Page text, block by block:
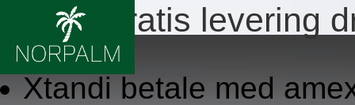
Xtandi gratis levering
8.8.2026
Xtandi betale med